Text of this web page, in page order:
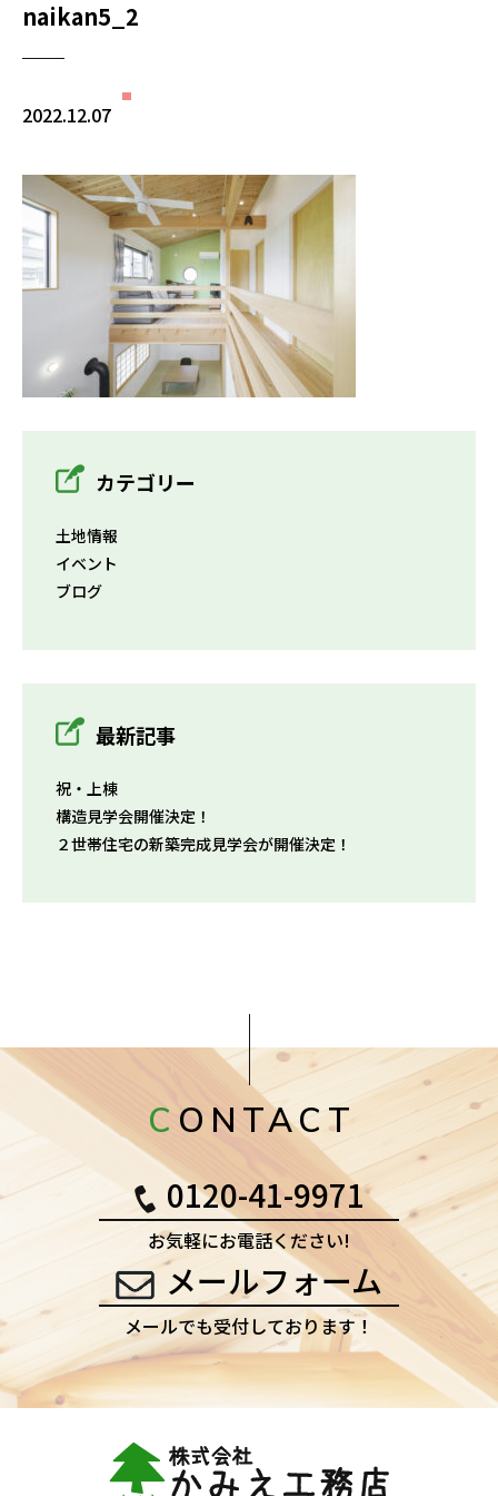
naikan5_2
2022.12.07
カテゴリー
土地情報
イベント
ブログ
最新記事
祝・上棟
構造見学会開催決定！
２世帯住宅の新築完成見学会が開催決定！
CONTACT
0120-41-9971
お気軽にお電話ください!
メールフォーム
メールでも受付しております！